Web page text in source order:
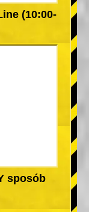
(10:00-
sposób